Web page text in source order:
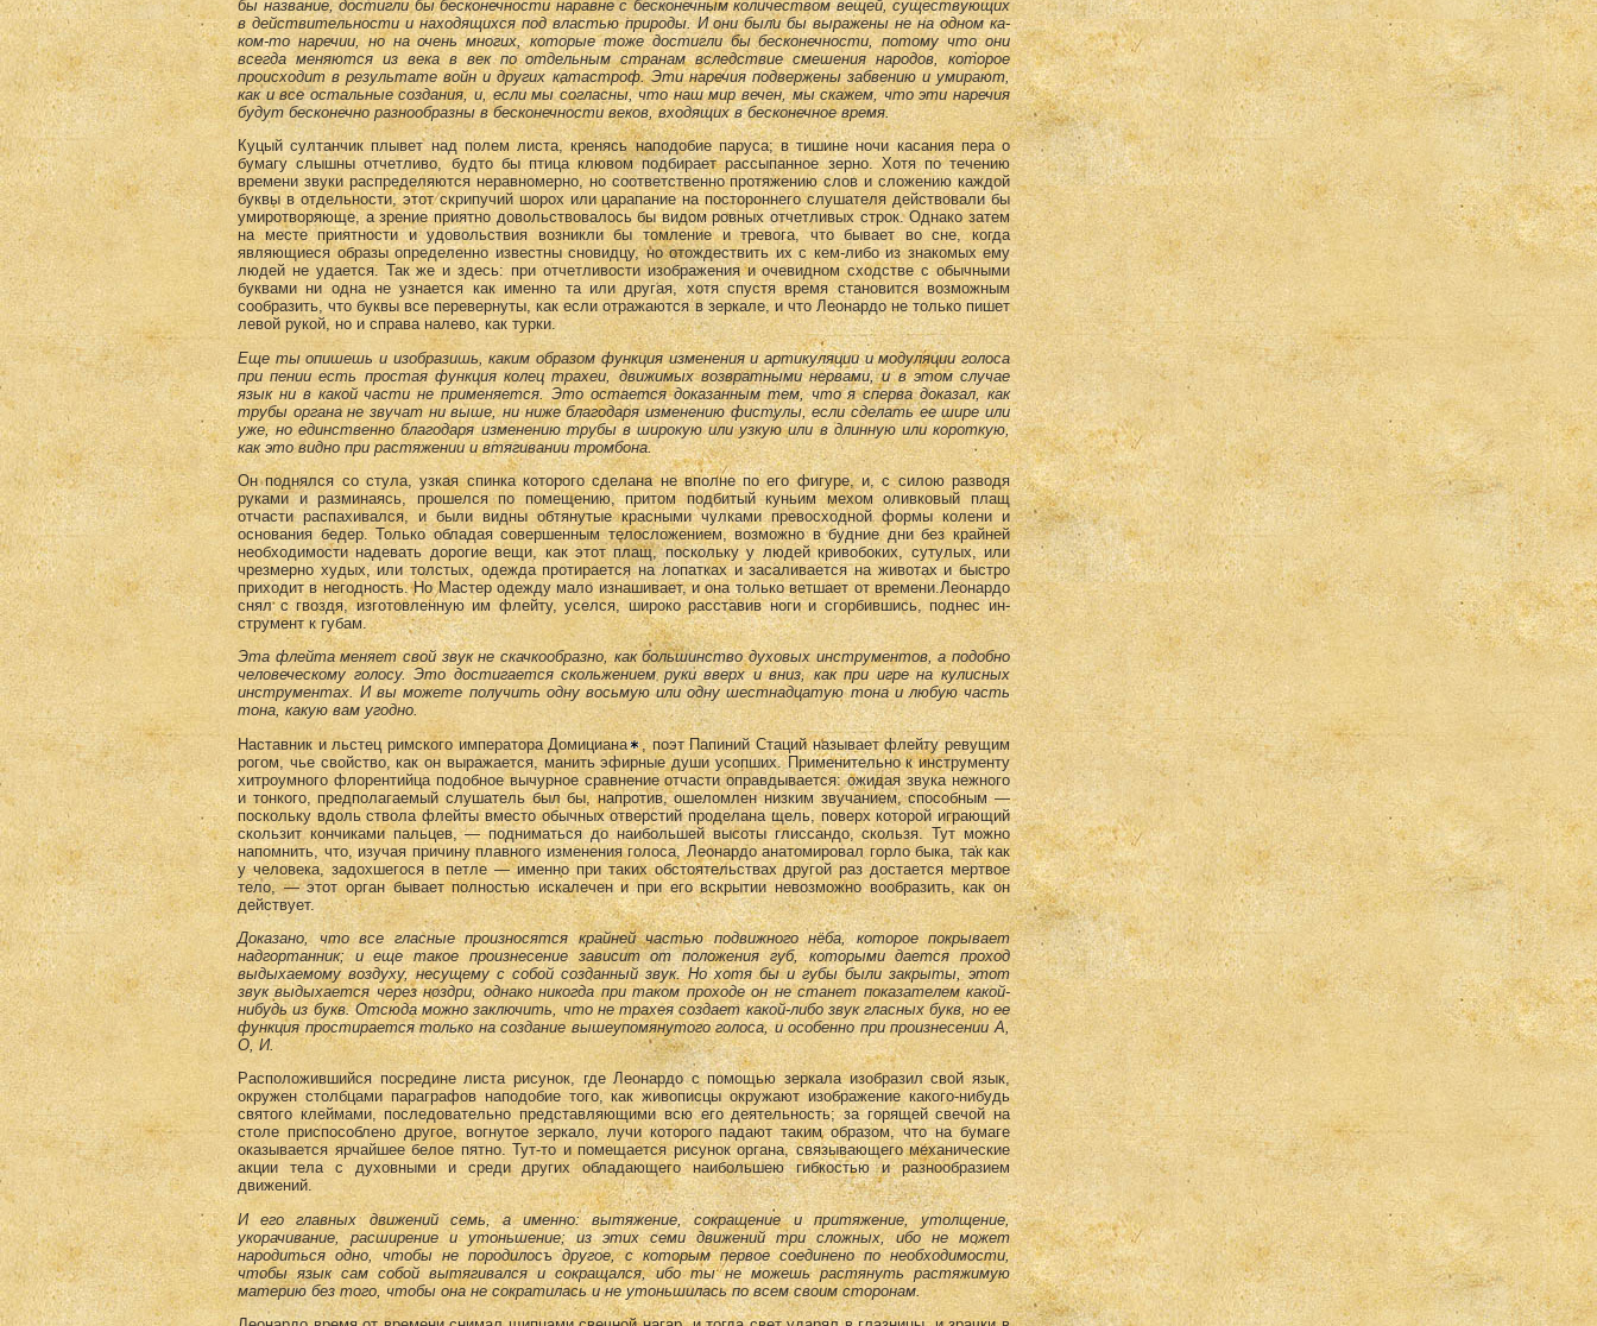
бы название, достигли бы беско­нечности наравне с бесконечным количеством вещей, су­ществующих
в действительности и находящихся под властью природы. И они были бы выражены не на одном ка­
ком-то наречии, но на очень многих, которые тоже достиг­ли бы бесконечности, потому что они
всегда меняются из века в век по отдельным странам вследствие смешения народов, которое
происходит в результате войн и других катастроф. Эти наречия подвержены забвению и умира­ют,
как и все остальные создания, и, если мы согласны, что наш мир вечен, мы скажем, что эти наречия
будут бесконечно разнообразны в бесконечности веков, входя­щих в бесконечное время.
Куцый султанчик плывет над полем листа, кренясь на­подобие паруса; в тишине ночи касания пера о
бумагу слышны отчетливо, будто бы птица клювом подбирает рас­сыпанное зерно. Хотя по течению
времени звуки распре­деляются неравномерно, но соответственно протяжению слов и сложению каждой
буквы в отдельности, этот скри­пучий шорох или царапание на постороннего слушателя действовали бы
умиротворяюще, а зрение приятно до­вольствовалось бы видом ровных отчетливых строк. Одна­ко затем
на месте приятности и удовольствия возникли бы томление и тревога, что бывает во сне, когда
являющие­ся образы определенно известны сновидцу, но отождест­вить их с кем-либо из знакомых ему
людей не удается. Так же и здесь: при отчетливости изображения и очевид­ном сходстве с обычными
буквами ни одна не узнается как именно та или другая, хотя спустя время становится воз­можным
сообразить, что буквы все перевернуты, как если отражаются в зеркале, и что Леонардо не только пишет
левой рукой, но и справа налево, как турки.
Еще ты опишешь и изобразишь, каким образом функ­ция изменения и артикуляции и модуляции голоса
при пении есть простая функция колец трахеи, движимых возв­ратными нервами, и в этом случае
язык ни в какой части не применяется. Это остается доказанным тем, что я спер­ва доказал, как
трубы органа не звучат ни выше, ни ни­же благодаря изменению фистулы, если сделать ее шире или
уже, но единственно благодаря изменению трубы в широкую или узкую или в длинную или короткую,
как это видно при растяжении и втягивании тромбона.
Он поднялся со стула, узкая спинка которого сделана не вполне по его фигуре, и, с силою разводя
руками и разминаясь, прошелся по помещению, притом подбитый куньим мехом оливковый плащ
отчасти распахивался, и были видны обтянутые красными чулками превосходной формы колени и
основания бедер. Только обладая совер­шенным телосложением, возможно в будние дни без край­ней
необходимости надевать дорогие вещи, как этот плащ, поскольку у людей кривобоких, сутулых, или
чрезмерно худых, или толстых, одежда протирается на лопатках и засаливается на животах и быстро
приходит в негодность. Но Мастер одежду мало изнашивает, и она только вет­шает от времени.Леонардо
снял с гвоздя, изготовленную им флейту, уселся, широко расставив ноги и сгорбившись, поднес ин­
струмент к губам.
Эта флейта меняет свой звук не скачкообразно, как большинство духовых инструментов, а подобно
человеческому голосу. Это достигается скольжением руки вверх и вниз, как при игре на кулисных
инструментах. И вы мо­жете получить одну восьмую или одну шестнадцатую то­на и любую часть
тона, какую вам угодно.
Наставник и льстец римского императора Домициана
, поэт Папиний Стаций называет флейту ревущим
рогом, чье свойство, как он выражается, манить эфирные души усопших. Применительно к инструменту
хитроумного флорентийца подобное вычурное сравнение отчасти оправ­дывается: ожидая звука нежного
и тонкого, предполагае­мый слушатель был бы, напротив, ошеломлен низким зву­чанием, способным —
поскольку вдоль ствола флейты вместо обычных отверстий проделана щель, поверх кото­рой играющий
скользит кончиками пальцев, — подни­маться до наибольшей высоты глиссандо, скользя. Тут можно
напомнить, что, изучая причину плавного измене­ния голоса, Леонардо анатомировал горло быка, так как
у человека, задохшегося в петле — именно при таких об­стоятельствах другой раз достается мертвое
тело, — этот орган бывает полностью искалечен и при его вскрытии не­возможно вообразить, как он
действует.
Доказано, что все гласные произносятся крайней ча­стью подвижного нёба, которое покрывает
надгортанник; и еще такое произнесение зависит от положения губ, ко­торыми дается проход
выдыхаемому воздуху, несущему с собой созданный звук. Но хотя бы и губы были закрыты, этот
звук выдыхается через ноздри, однако никогда при таком проходе он не станет показателем какой-
нибудь из букв. Отсюда можно заключить, что не трахея создает какой-либо звук гласных букв, но ее
функция простирается только на создание вышеупомянутого голоса, и особенно при произнесении А,
О, И.
Расположившийся посредине листа рисунок, где Лео­нардо с помощью зеркала изобразил свой язык,
окружен столбцами параграфов наподобие того, как живописцы окружают изображение какого-нибудь
святого клеймами, последовательно представляющими всю его деятельность; за горящей свечой на
столе приспособлено другое, вогну­тое зеркало, лучи которого падают таким образом, что на бумаге
оказывается ярчайшее белое пятно. Тут-то и по­мещается рисунок органа, связывающего механические
акции тела с духовными и среди других обладающего наи­большею гибкостью и разнообразием
движений.
И его главных движений семь, а именно: вытяжение, сокращение и притяжение, утолщение,
укорачивание, рас­ширение и утоньшение; из этих семи движений три слож­ных, ибо не может
народиться одно, чтобы не породилосъ другое, с которым первое соединено по необходимости,
чтобы язык сам собой вытягивался и сокращался, ибо ты не можешь растянуть растяжимую
материю без того, чтобы она не сократилась и не утоньшилась по всем своим сторонам.